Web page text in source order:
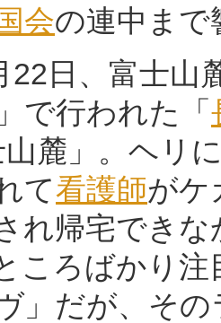
会の連中まで
日、富士山
で行われた「
麓」。ヘリ
て看護師がケ
れ帰宅でき
ころばかり
」だが、そ